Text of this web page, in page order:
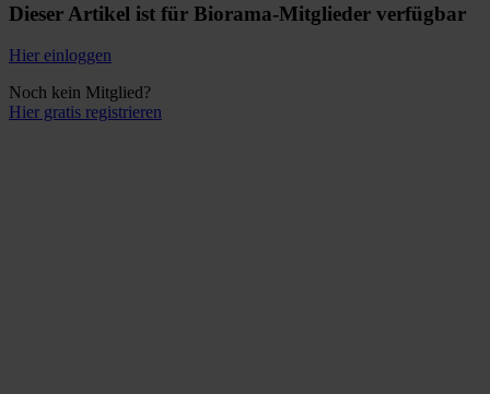
Dieser Artikel ist für Biorama-Mitglieder verfügbar
Hier einloggen
Noch kein Mitglied?
Hier gratis registrieren